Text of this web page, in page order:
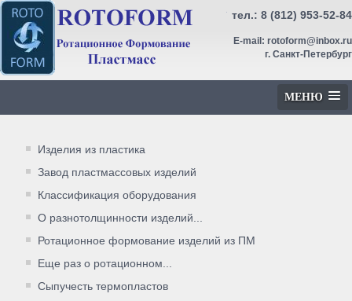
тел.: 8 (812) 953-52-84
E-mail: rotoform@inbox.ru
г. Санкт-Петербург
МЕНЮ
Изделия из пластика
Завод пластмассовых изделий
Классификация оборудования
О разнотолщинности изделий...
Ротационное формование изделий из ПМ
Еще раз о ротационном...
Сыпучесть термопластов